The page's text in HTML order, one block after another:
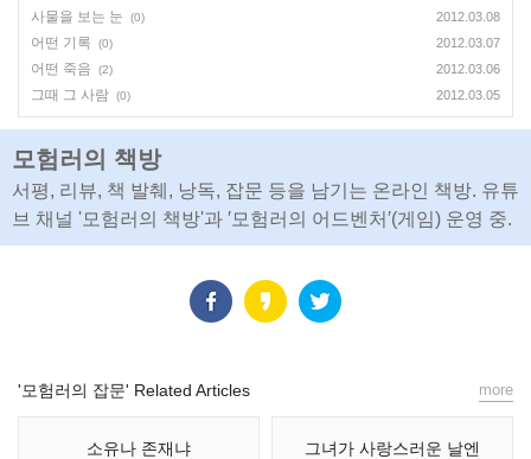
사물을 보는 눈 (0) 2012.03.08
어떤 기록 (0) 2012.03.07
어떤 죽음 (2) 2012.03.06
그때 그 사람 (0) 2012.03.05
모험러의 책방
서평, 리뷰, 책 발췌, 낭독, 잡문 등을 남기는 온라인 책방. 유튜
브 채널 '모험러의 책방'과 ′모험러의 어드벤처′(게임) 운영 중.
'모험러의 잡문' Related Articles
소유나 존재냐 그녀가 사랑스러운 날엔
more